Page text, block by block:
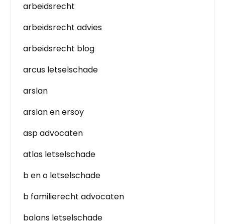
arbeidsrecht
arbeidsrecht advies
arbeidsrecht blog
arcus letselschade
arslan
arslan en ersoy
asp advocaten
atlas letselschade
b en o letselschade
b familierecht advocaten
balans letselschade